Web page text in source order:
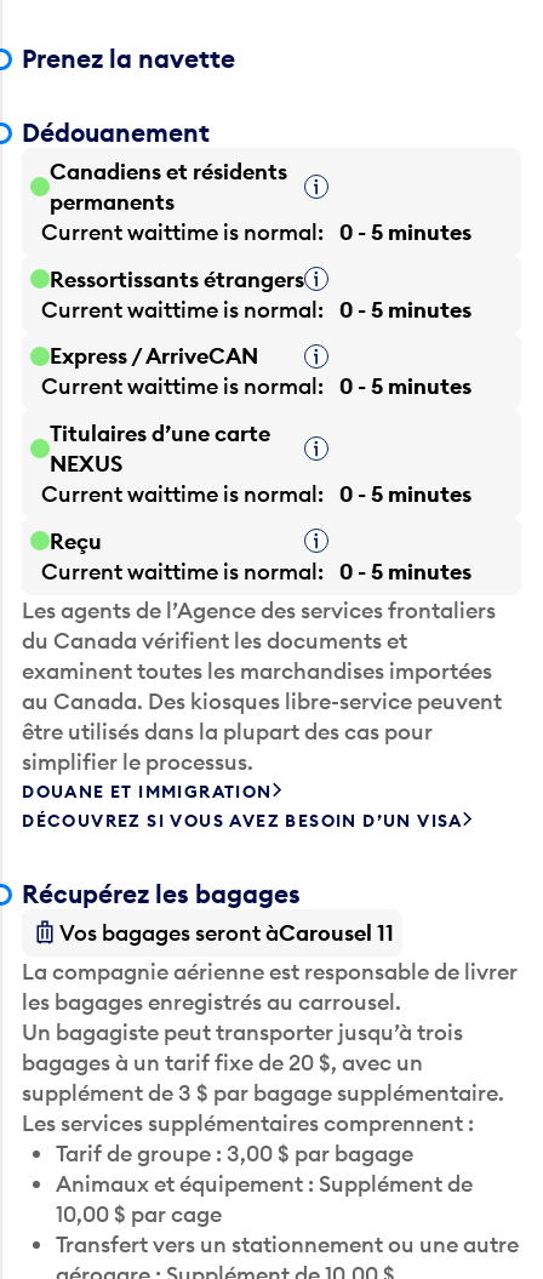
Canadiens et résidents
permanents
Current waittime is
normal
Current waittime isnormal
Current waittime isnormal
NEXUS
Current waittime is
normal
Current waittime is
normal
Les agents de l’Agence des services frontaliers
du Canada vérifient les documents et
examinent toutes les marchandises importées
au Canada. Des kiosques libre-service peuvent
être utilisés dans la plupart des cas pour
simplifier le processus.
DOUANE ET IMMIGRATION
DÉCOUVREZ SI VOUS AVEZ BESOIN D’UN VISA
Vos bagages seront àCarousel 11
La compagnie aérienne est responsable de livrer
les bagages enregistrés au carrousel.
Un bagagiste peut transporter jusqu’à trois
bagages à un tarif fixe de 20 $, avec un
supplément de 3 $ par bagage supplémentaire.
Les services supplémentaires comprennent :
Tarif de groupe : 3,00 $ par bagage
Animaux et équipement : Supplément de
10,00 $ par cage
Transfert vers un stationnement ou une autre
aérogare : Supplément de 10,00 $